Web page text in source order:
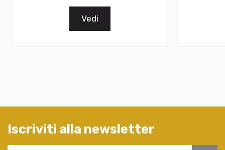
Vedi
Iscriviti alla newsletter